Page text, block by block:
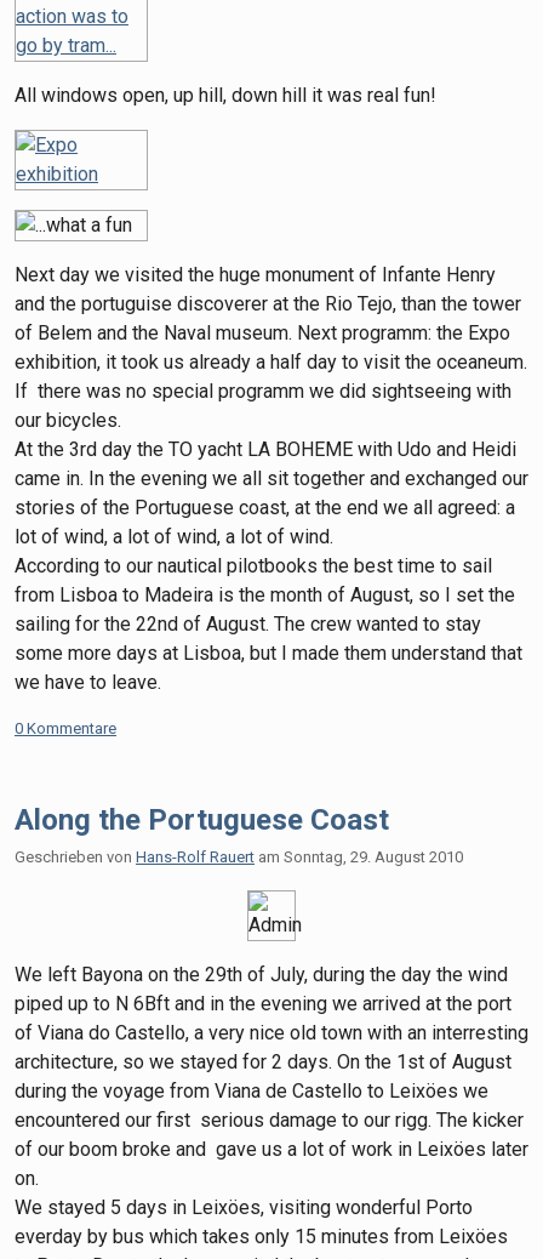
All windows open, up hill, down hill it was real fun!
Next day we visited the huge monument of Infante Henry
and the portuguise discoverer at the Rio Tejo, than the tower
of Belem and the Naval museum. Next programm: the Expo
exhibition, it took us already a half day to visit the oceaneum.
If there was no special programm we did sightseeing with
our bicycles.
At the 3rd day the TO yacht LA BOHEME with Udo and Heidi
came in. In the evening we all sit together and exchanged our
stories of the Portuguese coast, at the end we all agreed: a
lot of wind, a lot of wind, a lot of wind.
According to our nautical pilotbooks the best time to sail
from Lisboa to Madeira is the month of August, so I set the
sailing for the 22nd of August. The crew wanted to stay
some more days at Lisboa, but I made them understand that
we have to leave.
0 Kommentare
Along the Portuguese Coast
Geschrieben von Hans-Rolf Rauert am Sonntag, 29. August 2010
We left Bayona on the 29th of July, during the day the wind
piped up to N 6Bft and in the evening we arrived at the port
of Viana do Castello, a very nice old town with an interresting
architecture, so we stayed for 2 days. On the 1st of August
during the voyage from Viana de Castello to Leixöes we
encountered our first serious damage to our rigg. The kicker
of our boom broke and gave us a lot of work in Leixöes later
on.
We stayed 5 days in Leixöes, visiting wonderful Porto
everday by bus which takes only 15 minutes from Leixöes